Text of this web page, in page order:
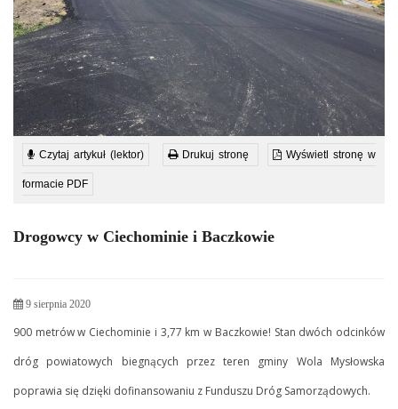
Czytaj artykuł (lektor) Drukuj stronę Wyświetl stronę w
formacie PDF
Drogowcy w Ciechominie i Baczkowie
9 sierpnia 2020
900 metrów w Ciechominie i 3,77 km w Baczkowie! Stan dwóch odcinków
dróg powiatowych biegnących przez teren gminy Wola Mysłowska
poprawia się dzięki dofinansowaniu z Funduszu Dróg Samorządowych.